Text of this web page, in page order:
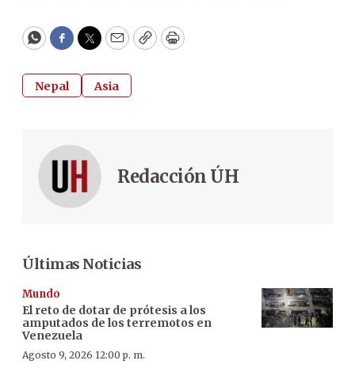
WhatsApp
Facebook
Twitter
EmailCopyPrint
Nepal Asia
Redacción ÚH
Últimas Noticias
Mundo
El reto de dotar de prótesis a los
amputados de los terremotos en
Venezuela
Agosto 9, 2026 12:00 p. m.